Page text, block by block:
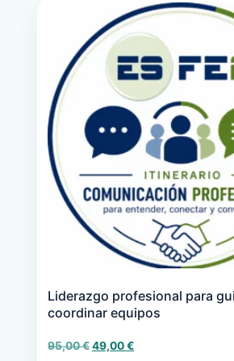
Liderazgo profesional para
coordinar equipos
95,00€El
49,00€El